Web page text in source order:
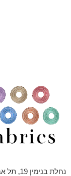
נחלת בנימין 19, תל אביב